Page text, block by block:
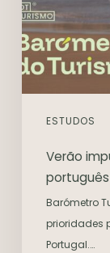
ESTUDOS
Verão
português
Barómetro
prioridades
Portugal.…